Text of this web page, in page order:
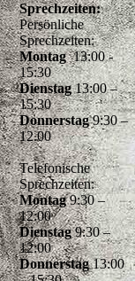
Sprechzeiten:
Persönliche
Sprechzeiten:
Montag13:00 -
15:30
Dienstag13:00 –
15:30
Donnerstag9:30 –
12.00
Telefonische
Sprechzeiten:
Montag9:30 –
12:00
Dienstag9:30 –
12:00
Donnerstag13:00